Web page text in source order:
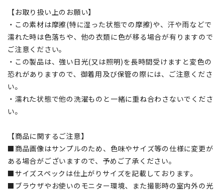
【お取り扱い上のお願い】
・この素材は摩擦(特に湿った状態での摩擦)や、汗や雨などで
濡れた時は色落ちや、他の衣類に色が移る場合が有りますので
ご注意ください。
・この製品は、強い日光(又は照明)を長時間受けますと変色の
恐れがありますので、御着用及び保管の際には、ご注意くださ
い。
・濡れた状態で他の洗濯ものと一緒に重ね合わさないでくださ
い。
【商品に関するご注意】
■商品画像はサンプルのため、色味やサイズ等の仕様に変更が
ある場合がございますので、予めご了承ください。
■サイズスペックは仕上がりサイズを記載しております。
■ブラウザやお使いのモニター環境、また撮影時の室内外の光